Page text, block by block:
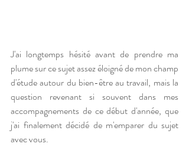
J'ai longtemps hésité avant de prendre ma
plume sur ce sujet assez éloigné de mon champ
d'étude autour du bien-être au travail, mais la
question revenant si souvent dans mes
accompagnements de ce début d'année, que
j'ai finalement décidé de m'emparer du sujet
avec vous.